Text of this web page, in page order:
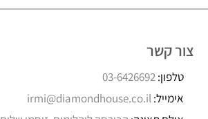
צור קשר
טלפון:03-6426692
אימייל:irmi@diamondhouse.co.il